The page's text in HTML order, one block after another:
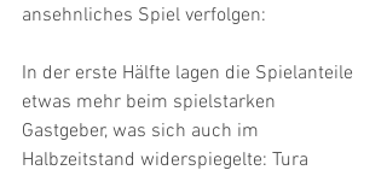
ansehnliches Spiel verfolgen:
In der erste Hälfte lagen die Spielanteile
etwas mehr beim spielstarken
Gastgeber, was sich auch im
Halbzeitstand widerspiegelte: Tura